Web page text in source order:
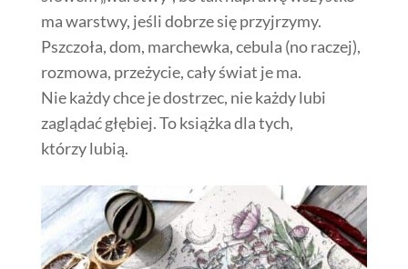
ma warstwy, jeśli dobrze się przyjrzymy.
Pszczoła, dom, marchewka, cebula (no raczej),
rozmowa, przeżycie, cały świat je ma.
Nie każdy chce je dostrzec, nie każdy lubi
zaglądać głębiej. To książka dla tych,
którzy lubią.